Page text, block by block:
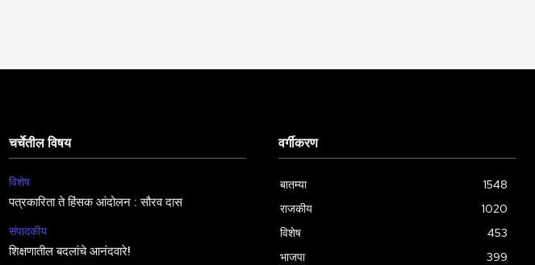
चर्चेतील विषय
विशेष
पत्रकारिता ते हिंसक आंदोलन : सौरव दास
संपादकीय
शिक्षणातील बदलांचे आनंदवारे!
वर्गीकरण
बातम्या
1548
राजकीय
1020
विशेष
453
भाजपा
399